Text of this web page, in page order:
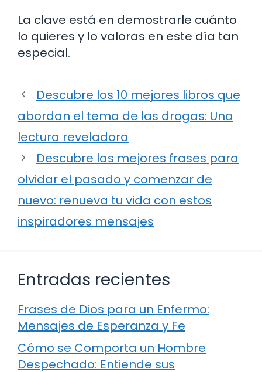
La clave está en demostrarle cuánto
lo quieres y lo valoras en este día tan
especial.
Descubre los 10 mejores libros que
abordan el tema de las drogas: Una
lectura reveladora
Descubre las mejores frases para
olvidar el pasado y comenzar de
nuevo: renueva tu vida con estos
inspiradores mensajes
Entradas recientes
Frases de Dios para un Enfermo:
Mensajes de Esperanza y Fe
Cómo se Comporta un Hombre
Despechado: Entiende sus